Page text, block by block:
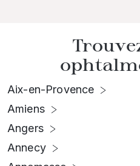
Aix-en-Provence
Amiens
Angers
Annecy